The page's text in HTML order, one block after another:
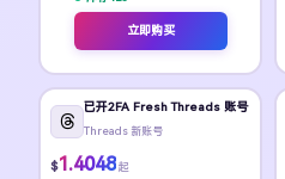
立即购买
已开2FA Fresh Threads 账号
Threads 新账号
$1.4048 起